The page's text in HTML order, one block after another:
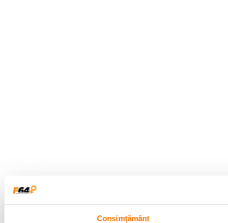
Consimțământ